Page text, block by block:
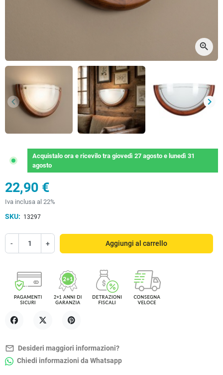
zoom_in
Precedente
keyboard_arrow_left keyboard_arrow_right
Acquistalo orae ricevilo tra giovedì 27 agostoe lunedì 31
agosto
22,90 €
Iva inclusa al 22%
SKU: 13297
- + Aggiungi al carrello
mail_outline Desideri maggiori informazioni?
Chiedi informazioni da Whatsapp